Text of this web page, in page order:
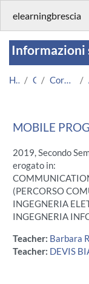
elearningbrescia
Informazioni
Home Corsi Corsi Istituzionali
MOBILE
2019, Secondo
erogato in:
(PERCORSO
INGEGNERIA
INGEGNERIA
Teacher: Barbara
Teacher: DEVIS